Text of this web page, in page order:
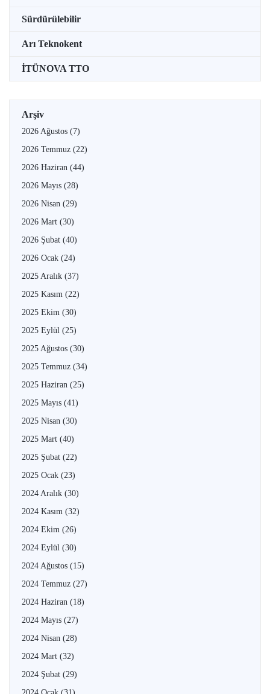
Sürdürülebilir
Arı Teknokent
İTÜNOVA TTO
Arşiv
2026 Ağustos (7)
2026 Temmuz (22)
2026 Haziran (44)
2026 Mayıs (28)
2026 Nisan (29)
2026 Mart (30)
2026 Şubat (40)
2026 Ocak (24)
2025 Aralık (37)
2025 Kasım (22)
2025 Ekim (30)
2025 Eylül (25)
2025 Ağustos (30)
2025 Temmuz (34)
2025 Haziran (25)
2025 Mayıs (41)
2025 Nisan (30)
2025 Mart (40)
2025 Şubat (22)
2025 Ocak (23)
2024 Aralık (30)
2024 Kasım (32)
2024 Ekim (26)
2024 Eylül (30)
2024 Ağustos (15)
2024 Temmuz (27)
2024 Haziran (18)
2024 Mayıs (27)
2024 Nisan (28)
2024 Mart (32)
2024 Şubat (29)